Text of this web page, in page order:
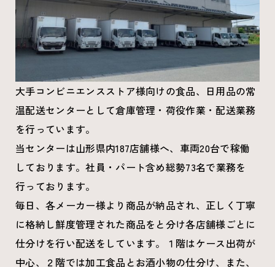
大手コンビニエンスストア様向けの食品、日用品の常
温配送センターとして倉庫管理・荷役作業・配送業務
を行っています。
当センターは山形県内187店舗様へ、車両20台で稼働
しております。社員・パート含め総勢73名で業務を
行っております。
毎日、各メーカー様より商品が納品され、正しく丁寧
に格納し鮮度管理された商品をと分け各店舗様ごとに
仕分けを行い配送をしています。１階はケース出荷が
中心、２階では加工食品とお酒小物の仕分け、また、